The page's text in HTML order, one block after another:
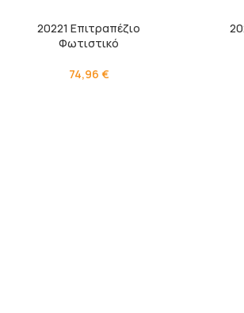
20221 Επιτραπέζιο
Φωτιστικό
74,96 €